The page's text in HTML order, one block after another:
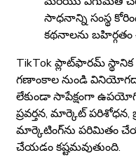
సాధనాన్ని సంస్థ
కథనాలను
TikTok ప్లాట్‌ఫారమ్
గణాంకాల నుండి
లేకుండా సాపేక్షంగా
ప్రవర్తన, మార్కెట్ పరిశోధన,
మార్కెటింగ్‌ను పరిమితం
చేయడం కష్టమవుతుంది.